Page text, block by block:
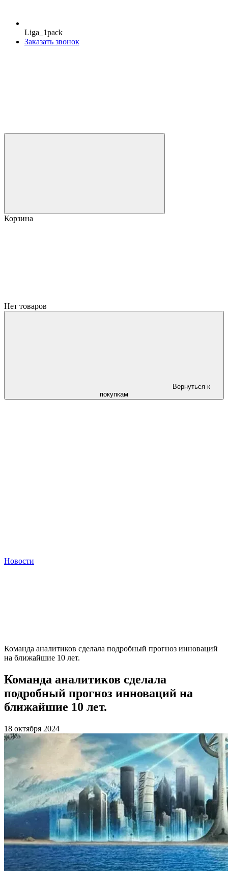
Liga_1pack
Заказать звонок
Корзина
Нет товаров
Вернуться к
покупкам
Новости
Команда аналитиков сделала подробный прогноз инноваций
на ближайшие 10 лет.
Команда аналитиков сделала
подробный прогноз инноваций на
ближайшие 10 лет.
18 октября 2024